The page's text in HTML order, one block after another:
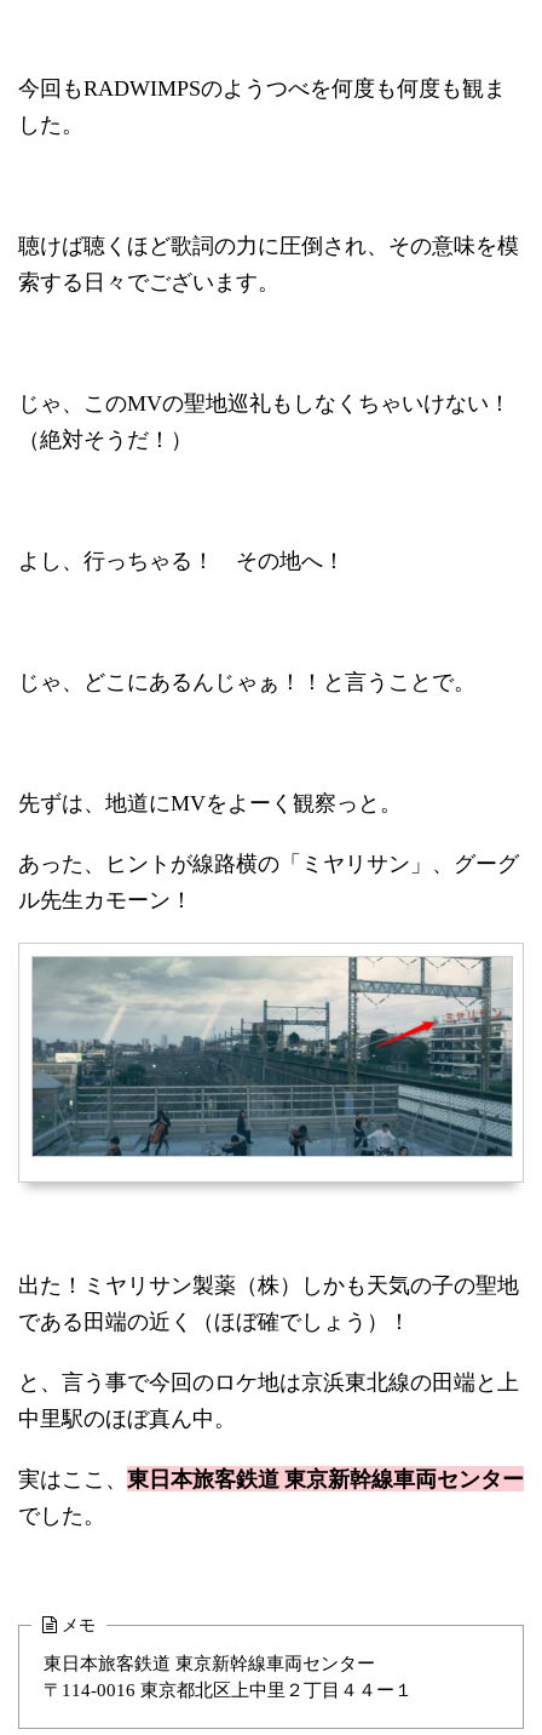
今回もRADWIMPSのようつべを何度も何度も観ま
した。
聴けば聴くほど歌詞の力に圧倒され、その意味を模
索する日々でございます。
じゃ、このMVの聖地巡礼もしなくちゃいけない！
（絶対そうだ！）
よし、行っちゃる！ その地へ！
じゃ、どこにあるんじゃぁ！！と言うことで。
先ずは、地道にMVをよーく観察っと。
あった、ヒントが線路横の「ミヤリサン」、グーグ
ル先生カモーン！
出た！ミヤリサン製薬（株）しかも天気の子の聖地
である田端の近く（ほぼ確でしょう）！
と、言う事で今回のロケ地は京浜東北線の田端と上
中里駅のほぼ真ん中。
実はここ、 東日本旅客鉄道 東京新幹線車両センター
でした。
メモ
東日本旅客鉄道 東京新幹線車両センター
〒114-0016 東京都北区上中里２丁目４４ー１